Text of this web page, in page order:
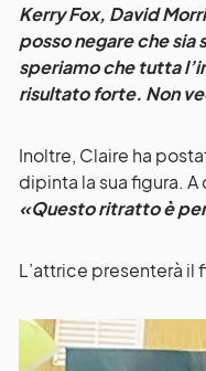
Kerry Fox, David
posso negare che
speriamo che tutta
risultato forte. Non
Inoltre, Claire ha
dipinta la sua figura.
«Questo ritratto è
L’attrice presenterà il